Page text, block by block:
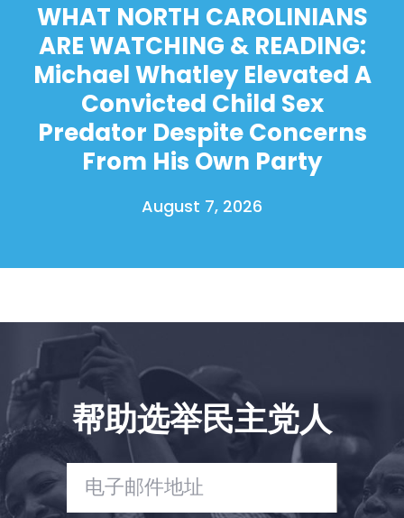
Shop
与我们合作
您的派对
行动
Vote
捐赠
WHAT NORTH CAROLINIANS
ARE WATCHING & READING:
Michael Whatley Elevated A
Convicted Child Sex
Predator Despite Concerns
From His Own Party
August 7, 2026
帮助选举民主党人